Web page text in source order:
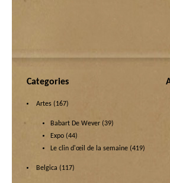
Categories
Artes (167)
Babart De Wever (39)
Expo (44)
Le clin d'œil de la semaine (419)
Belgica (117)